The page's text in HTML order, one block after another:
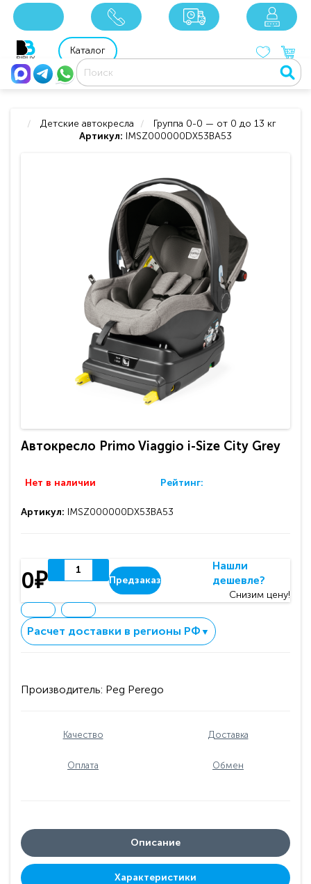
8 800 201 92 06
Каталог
Детские автокресла
Группа 0-0 — от 0 до 13 кг
Артикул: IMSZ000000DX53BA53
Автокресло Primo Viaggio i-Size City Grey
Нет в наличии Рейтинг:
Артикул: IMSZ000000DX53BA53
0₽ Предзаказ
Нашли
дешевле?
Снизим цену!
Расчет доставки в регионы РФ ▼
Производитель: Peg Perego
Качество Доставка
Оплата Обмен
Описание
Характеристики
xxx